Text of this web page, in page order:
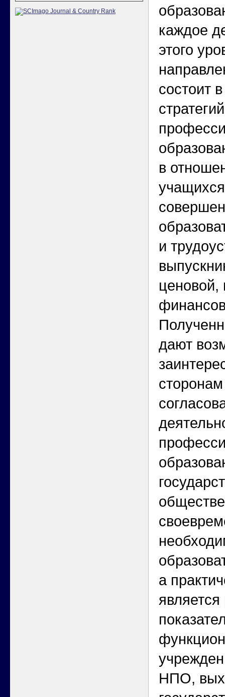
каждое
этого
состоит
в
и
ценовой,
дают
а
НПО,